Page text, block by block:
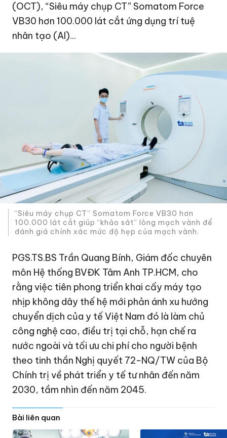
(OCT), “Siêu máy chụp CT” Somatom Force
VB30 hơn 100.000 lát cắt ứng dụng trí tuệ
nhân tạo (AI)...
“Siêu máy chụp CT” Somatom Force VB30 hơn
100.000 lát cắt giúp “khảo sát” lòng mạch vành để
đánh giá chính xác mức độ hẹp của mạch vành.
PGS.TS.BS Trần Quang Bính, Giám đốc chuyên
môn Hệ thống BVĐK Tâm Anh TP.HCM, cho
rằng việc tiên phong triển khai cấy máy tạo
nhịp không dây thế hệ mới phản ánh xu hướng
chuyển dịch của y tế Việt Nam đó là làm chủ
công nghệ cao, điều trị tại chỗ, hạn chế ra
nước ngoài và tối ưu chi phí cho người bệnh
theo tinh thần Nghị quyết 72-NQ/TW của Bộ
Chính trị về phát triển y tế tư nhân đến năm
2030, tầm nhìn đến năm 2045.
Bài liên quan